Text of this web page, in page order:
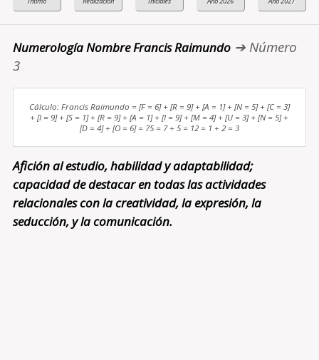
Numerología Nombre Francis Raimundo➔ Número
3
Cálculo: Francis Raimundo = [F = 6] + [R = 9] + [A = 1] + [N = 5] + [C = 3]
+ [I = 9] + [S = 1] + [R = 9] + [A = 1] + [I = 9] + [M = 4] + [U = 3] + [N = 5] +
[D = 4] + [O = 6] = 75 = 7 + 5 = 12 = 1 + 2 = 3
Afición al estudio, habilidad y adaptabilidad;
capacidad de destacar en todas las actividades
relacionales con la creatividad, la expresión, la
seducción, y la comunicación.